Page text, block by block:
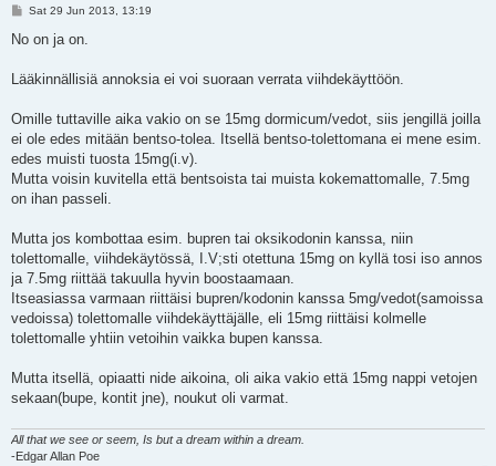
P
s
Sat 29 Jun 2013, 13:19
No on ja on.
Lääkinnällisiä annoksia ei voi suoraan verrata viihdekäyttöön.
Omille tuttaville aika vakio on se 15mg dormicum/vedot, siis jengillä joilla
ei ole edes mitään bentso-tolea. Itsellä bentso-tolettomana ei mene esim.
edes muisti tuosta 15mg(i.v).
Mutta voisin kuvitella että bentsoista tai muista kokemattomalle, 7.5mg
on ihan passeli.
Mutta jos kombottaa esim. bupren tai oksikodonin kanssa, niin
tolettomalle, viihdekäytössä, I.V;sti otettuna 15mg on kyllä tosi iso annos
ja 7.5mg riittää takuulla hyvin boostaamaan.
Itseasiassa varmaan riittäisi bupren/kodonin kanssa 5mg/vedot(samoissa
vedoissa) tolettomalle viihdekäyttäjälle, eli 15mg riittäisi kolmelle
tolettomalle yhtiin vetoihin vaikka bupen kanssa.
Mutta itsellä, opiaatti nide aikoina, oli aika vakio että 15mg nappi vetojen
sekaan(bupe, kontit jne), noukut oli varmat.
All that we see or seem, Is but a dream within a dream.
-Edgar Allan Poe